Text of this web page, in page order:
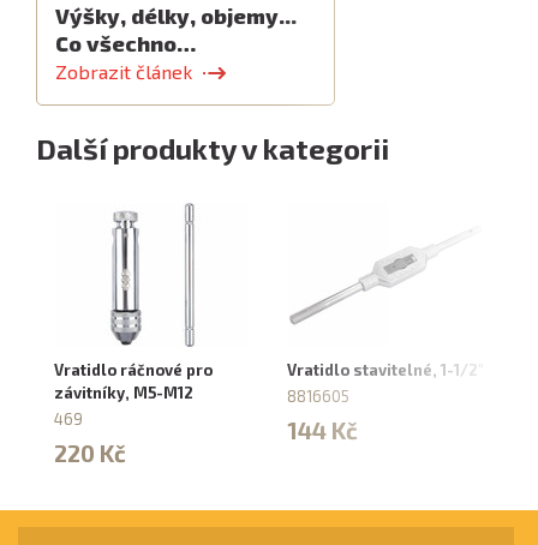
Výšky, délky, objemy...
Co všechno…
Zobrazit článek
Další produkty v kategorii
Vratidlo ráčnové pro
závitníky, M5-M12
469
220 Kč
Vratidlo stavitelné, 1-1/2"
8816605
144 Kč